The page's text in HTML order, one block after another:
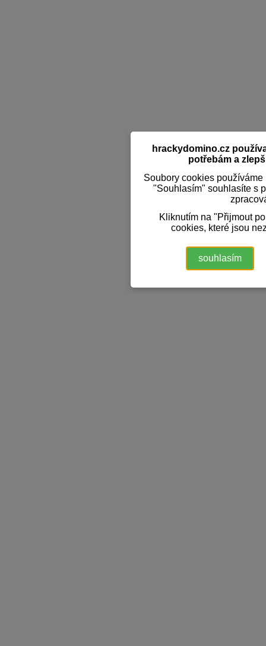
hrackydomino.cz
potřebám a
Soubory cookies
"Souhlasím" souhlasíte s
Kliknutím na "Přijmout
cookies, které jsou
souhlasím